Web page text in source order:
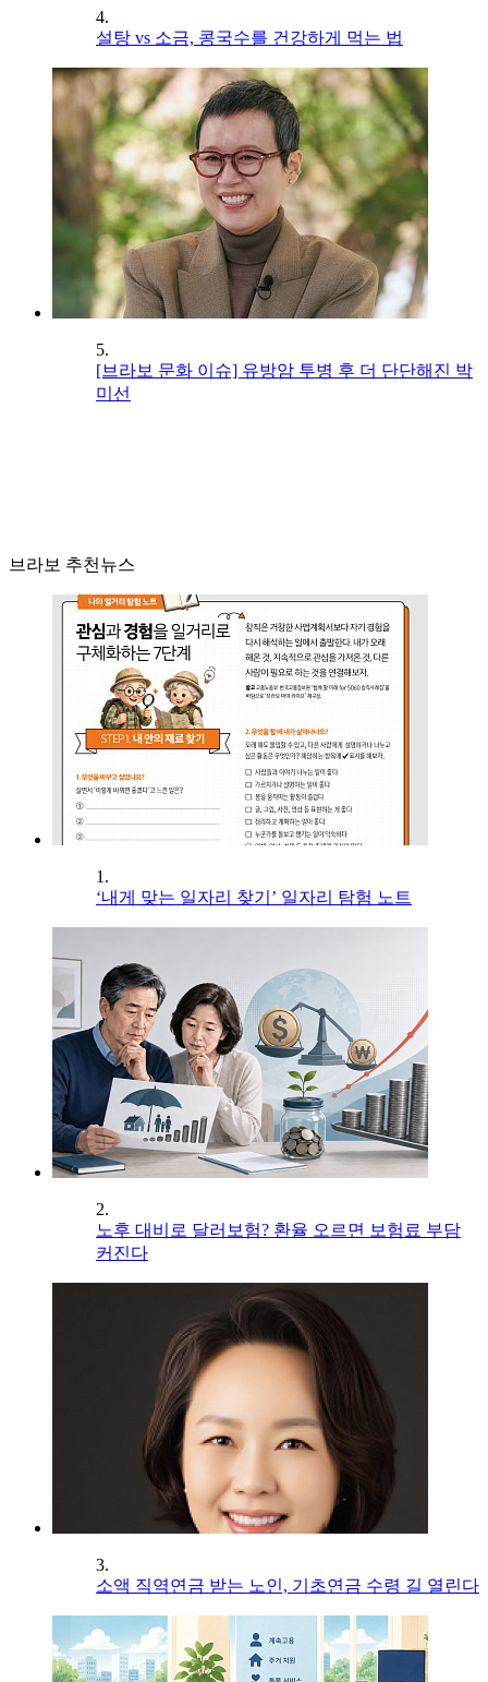
4.
설탕 vs 소금, 콩국수를 건강하게 먹는 법
5.
[브라보 문화 이슈] 유방암 투병 후 더 단단해진 박
미선
브라보 추천뉴스
1.
‘내게 맞는 일자리 찾기’ 일자리 탐험 노트
2.
노후 대비로 달러보험? 환율 오르면 보험료 부담
커진다
3.
소액 직역연금 받는 노인, 기초연금 수령 길 열린다